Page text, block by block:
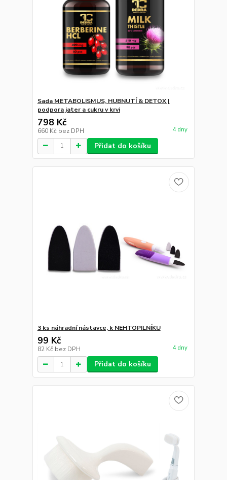
Sada METABOLISMUS, HUBNUTÍ & DETOX |
podpora jater a cukru v krvi
798 Kč
660 Kč bez DPH 4 dny
Přidat do košíku
3 ks náhradní nástavce, k NEHTOPILNÍKU
99 Kč
82 Kč bez DPH 4 dny
Přidat do košíku